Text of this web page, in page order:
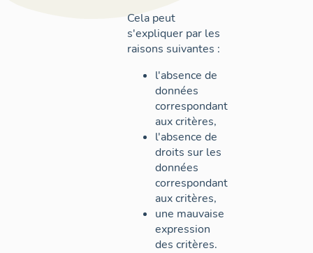
Cela peut
s'expliquer par les
raisons suivantes :
l'absence de
données
correspondant
aux critères,
l'absence de
droits sur les
données
correspondant
aux critères,
une mauvaise
expression
des critères.